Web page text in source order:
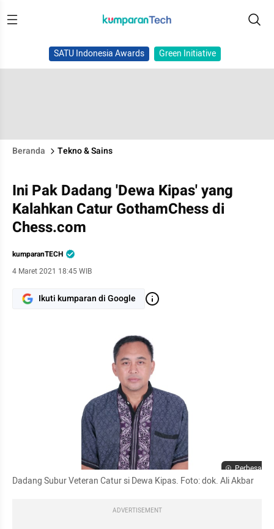
SATU Indonesia Awards Green Initiative
Beranda Tekno & Sains
Ini Pak Dadang 'Dewa Kipas' yang
Kalahkan Catur GothamChess di
Chess.com
kumparanTECH
4 Maret 2021 18:45 WIB
Ikuti kumparan di Google
Perbesar
Dadang Subur Veteran Catur si Dewa Kipas. Foto: dok. Ali Akbar
ADVERTISEMENT